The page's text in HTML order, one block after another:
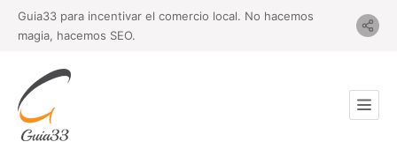
Guia33 para incentivar el comercio local. No hacemos
magia, hacemos SEO.